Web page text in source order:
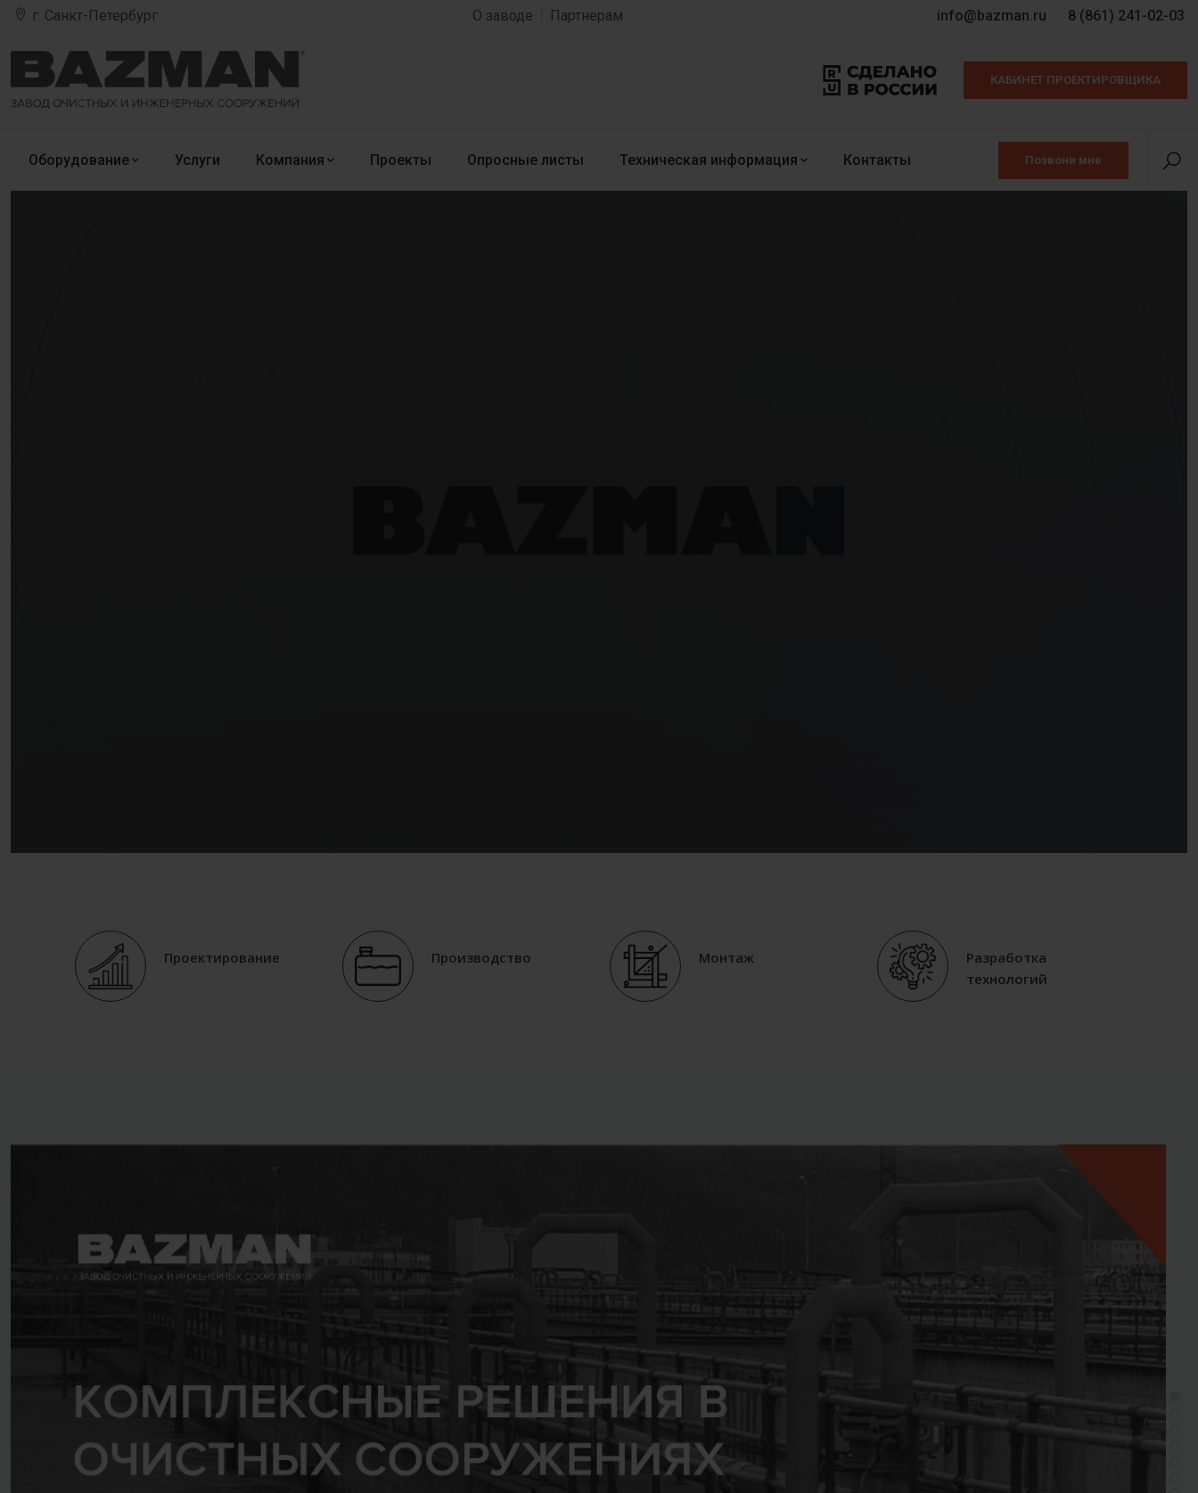
г. Санкт-Петербург О заводе Партнерам info@bazman.ru 8 (861) 241-02-03
КАБИНЕТ ПРОЕКТИРОВЩИКА
Оборудование Услуги Компания Проекты Опросные листы Техническая информация Контакты Позвони мне
Проектирование Производство Монтаж
Разработка
технологий